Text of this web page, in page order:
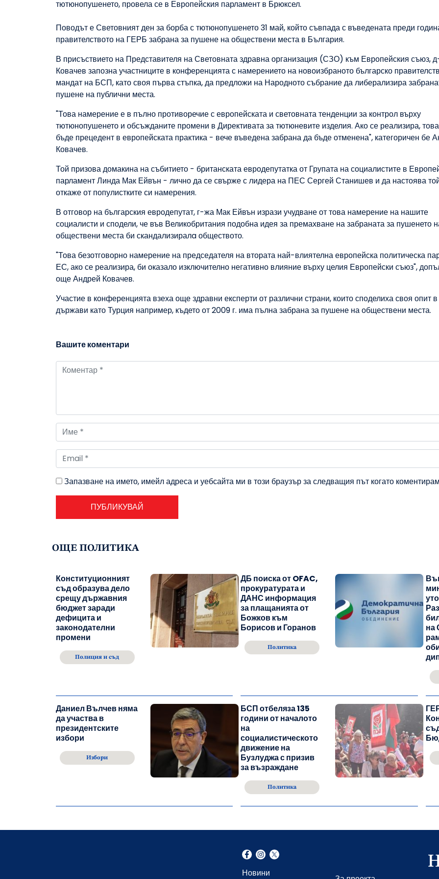
тютюнопушенето, провела се в Европейския парламент в Брюксел.
Поводът е Световният ден за борба с тютюнопушенето 31 май, който съвпада с въведената преди
правителството на ГЕРБ забрана за пушене на обществени места в България.
В присъствието на Представителя на Световната здравна организация (СЗО) към Европейския съюз,
Ковачев запозна участниците в конференцията с намерението на новоизбраното българско
мандат на БСП, като своя първа стъпка, да предложи на Народното събрание да либерализира
пушене на публични места.
"Това намерение е в пълно противоречие с европейската и световната тенденции за контрол върху
тютюнопушенето и обсъжданите промени в Директивата за тютюневите изделия. Ако се реализира,
бъде прецедент в европейската практика - вече въведена забрана да бъде отменена", категоричен бе
Ковачев.
Той призова домакина на събитието - британската евродепутатка от Групата на социалистите в
парламент Линда Мак Ейвън - лично да се свърже с лидера на ПЕС Сергей Станишев и да настоява
откаже от популистките си намерения.
В отговор на българския евродепутат, г-жа Мак Ейвън изрази учудване от това намерение на нашите
социалисти и сподели, че във Великобритания подобна идея за премахване на забраната за пушенето
обществени места би скандализиралa обществото.
"Това безотговорно намерение на председателя на втората най-влиятелна европейска политическа
ЕС, ако се реализира, би оказало изключително негативно влияние върху целия Европейски съюз",
още Андрей Ковачев.
Участие в конференцията взеха още здравни експерти от различни страни, които споделиха своя опит в
държави като Турция например, където от 2009 г. има пълна забрана за пушене на обществени места.
Вашите коментари
Запазване на името, имейл адреса и уебсайта ми в този браузър за следващия път когато
ОЩЕ ПОЛИТИКА
Конституционният
съд образува дело
срещу държавния
бюджет заради
дефицита и
законодателни
промени
Полиция и съд
ДБ поиска от OFAC,
прокуратурата и
ДАНС информация
за плащанията от
Божков към
Борисов и Горанов
Политика
на
Даниел Вълчев няма
да участва в
президентските
избори
Избори
БСП отбеляза 135
години от началото
на
социалистическото
движение на
Бузлуджа с призив
за възраждане
Политика
Новини